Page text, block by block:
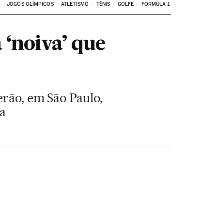
JOGOS OLÍMPICOS ATLETISMO TÊNIS GOLFE FORMULA 1
que
em São Paulo,